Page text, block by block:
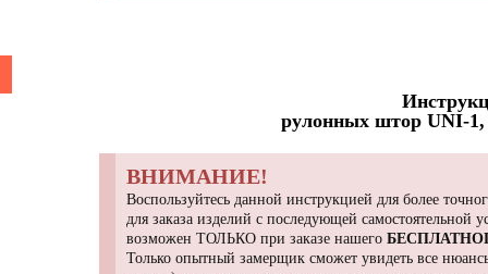
рулонных штор UNI-
ВНИМАНИЕ!
Воспользуйтесь данной инструкцией для более
для заказа изделий с последующей
возможен ТОЛЬКО при заказе нашего
Только опытный замерщик сможет увидеть все